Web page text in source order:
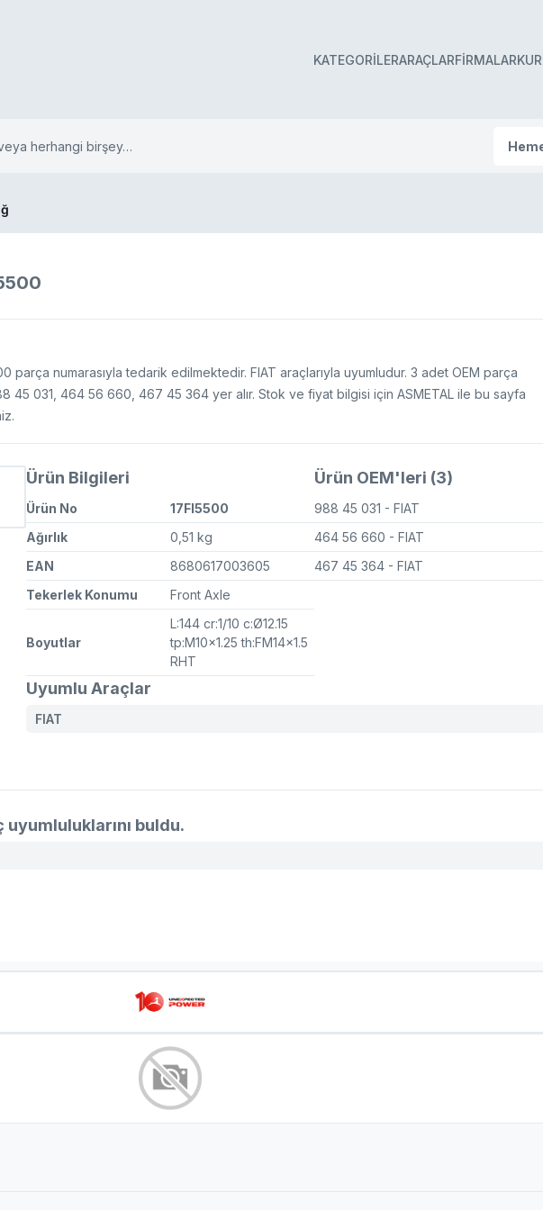
KATEGORILERARAÇLARFIRMALAR
parça numarasıyla tedarik edilmektedir. FIAT araçlarıyla uyumludur. 3 adet OEM parça
45 031, 464 56 660, 467 45 364 yer alır. Stok ve fiyat bilgisi için ASMETAL ile bu sayfa
Ürün Bilgileri
Ürün No
17FI5500
Ağırlık
0,51 kg
EAN
8680617003605
Tekerlek Konumu
Front Axle
Boyutlar
L:144 cr:1/10 c:Ø12.15
tp:M10x1.25 th:FM14x1.5
RHT
Ürün OEM'leri (3)
988 45 031 - FIAT
464 56 660 - FIAT
467 45 364 - FIAT
Uyumlu Araçlar
FIAT
uyumluluklarını buldu.